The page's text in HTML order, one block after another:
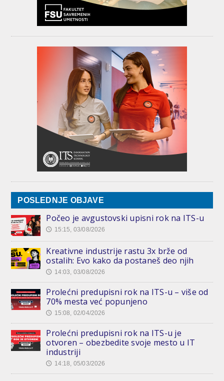
POSLEDNJE OBJAVE
Počeo je avgustovski upisni rok na ITS-u
🕔 15:15, 03/08/2026
Kreativne industrije rastu 3x brže od
ostalih: Evo kako da postaneš deo njih
🕔 14:03, 03/08/2026
Prolećni predupisni rok na ITS-u – više od
70% mesta već popunjeno
🕔 15:08, 02/04/2026
Prolećni predupisni rok na ITS-u je
otvoren – obezbedite svoje mesto u IT
industriji
🕔 14:18, 05/03/2026